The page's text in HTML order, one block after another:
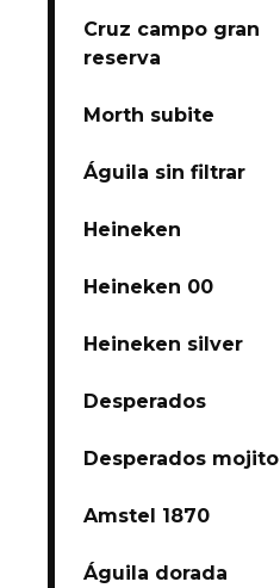
Cruz campo gran
reserva
Morth subite
Águila sin filtrar
Heineken
Heineken 00
Heineken silver
Desperados
Desperados mojito
Amstel 1870
Águila dorada